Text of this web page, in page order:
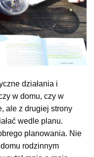
działania i
w domu, czy w
ale z drugiej strony
wedle planu.
planowania. Nie
rodzinnym